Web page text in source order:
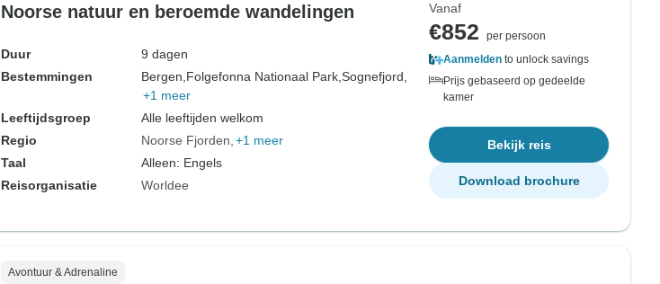
Noorse natuur en beroemde wandelingen
Duur
9 dagen
Bestemmingen
Bergen, Folgefonna Nationaal Park, Sognefjord,
+1 meer
Leeftijdsgroep
Alle leeftijden welkom
Regio
Noorse Fjorden +1 meer
Taal
Alleen: Engels
Reisorganisatie
Worldee
Vanaf
€852
per persoon
Aanmelden to unlock savings
Prijs gebaseerd op gedeelde
kamer
Bekijk reis
Download brochure
Avontuur & Adrenaline